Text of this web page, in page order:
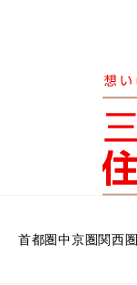
首都圏中京圏関西圏